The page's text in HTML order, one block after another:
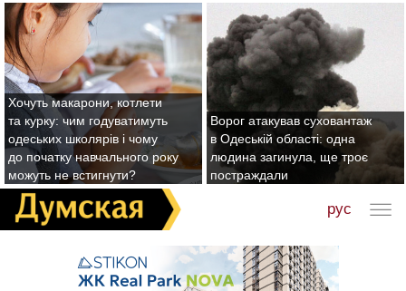
Хочуть макарони, котлети
та курку: чим годуватимуть
одеських школярів і чому
до початку навчального року
можуть не встигнути?
Ворог атакував суховантаж
в Одеській області: одна
людина загинула, ще троє
постраждали
рус